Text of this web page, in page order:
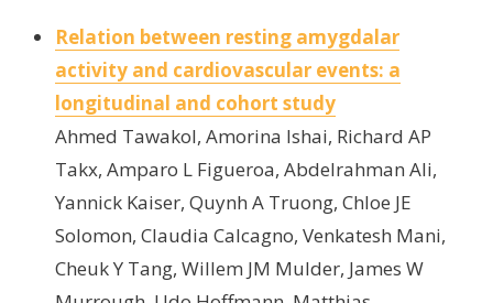
Relation between resting amygdalar
activity and cardiovascular events: a
longitudinal and cohort study
Ahmed Tawakol, Amorina Ishai, Richard AP
Takx, Amparo L Figueroa, Abdelrahman Ali,
Yannick Kaiser, Quynh A Truong, Chloe JE
Solomon, Claudia Calcagno, Venkatesh Mani,
Cheuk Y Tang, Willem JM Mulder, James W